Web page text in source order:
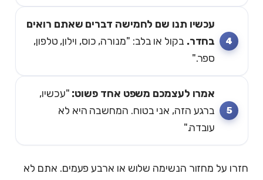
עכשיו תנו שם לחמישה דברים שאתם רואים
בחדר. בקול או בלב: "מנורה, כוס, וילון, טלפון,
ספר."
אמרו לעצמכם משפט אחד פשוט: "עכשיו,
ברגע הזה, אני בטוח. המחשבה היא לא
עובדה."
חזרו על מחזור הנשימה שלוש או ארבע פעמים. אתם לא